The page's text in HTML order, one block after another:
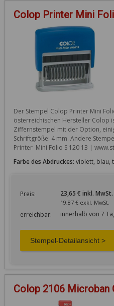
Colop Printer Mini
Der Stempel Colop Printer Mini
österreichischen Hersteller Colop
Ziffernstempel mit der Option,
Schriftgröße: 4 mm. Andere
Printer  Mini Folio S 120 13 |
Farbe des Abdruckes: violett, blau,
Preis: 23,65 € inkl. MwSt.
19,87 € exkl. MwSt.
erreichbar: innerhalb von 7
Colop 2106 Microban